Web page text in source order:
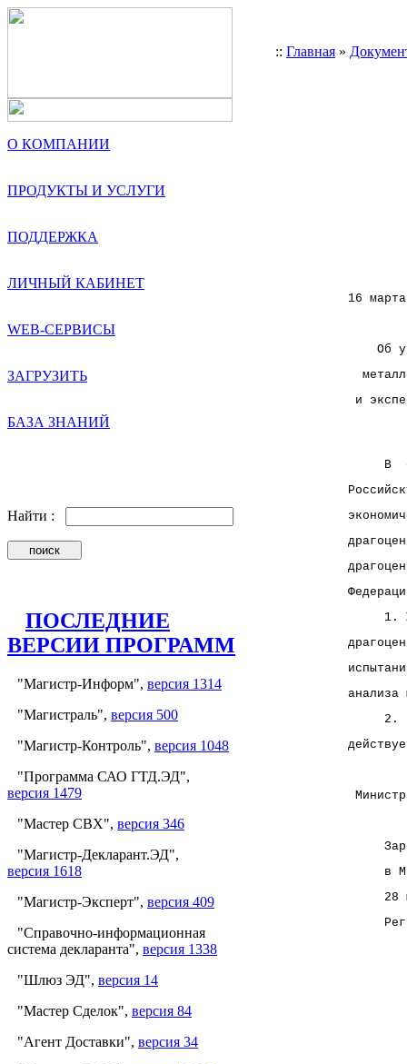
:: Главная »
О КОМПАНИИ
ПРОДУКТЫ И УСЛУГИ
ПОДДЕРЖКА
ЛИЧНЫЙ КАБИНЕТ
WEB-СЕРВИСЫ
ЗАГРУЗИТЬ
БАЗА ЗНАНИЙ
Найти :
ПОСЛЕДНИЕ
ВЕРСИИ ПРОГРАММ
"Магистр-Информ", версия 1314
"Магистраль", версия 500
"Магистр-Контроль", версия 1048
"Программа САО ГТД.ЭД",
версия 1479
"Мастер СВХ", версия 346
"Магистр-Декларант.ЭД",
версия 1618
"Магистр-Эксперт", версия 409
"Справочно-информационная
система декларанта", версия 1338
"Шлюз ЭД", версия 14
"Мастер Сделок", версия 84
"Агент Доставки", версия 34
16
Об
и
В
1.
анализа
2.
в
28